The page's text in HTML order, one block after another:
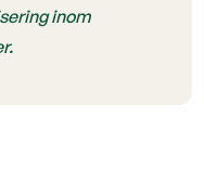
inom